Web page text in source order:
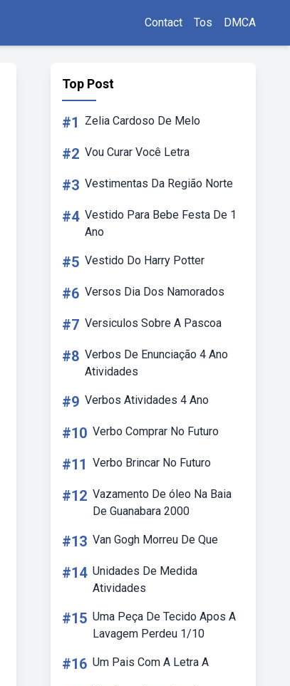
Contact Tos DMCA
Top Post
#1 Zelia Cardoso De Melo
#2 Vou Curar Você Letra
#3 Vestimentas Da Região Norte
#4 Vestido Para Bebe Festa De 1
Ano
#5 Vestido Do Harry Potter
#6 Versos Dia Dos Namorados
#7 Versiculos Sobre A Pascoa
#8 Verbos De Enunciação 4 Ano
Atividades
#9 Verbos Atividades 4 Ano
#10 Verbo Comprar No Futuro
#11 Verbo Brincar No Futuro
#12 Vazamento De óleo Na Baia
De Guanabara 2000
#13 Van Gogh Morreu De Que
#14 Unidades De Medida
Atividades
#15 Uma Peça De Tecido Apos A
Lavagem Perdeu 1/10
#16 Um Pais Com A Letra A